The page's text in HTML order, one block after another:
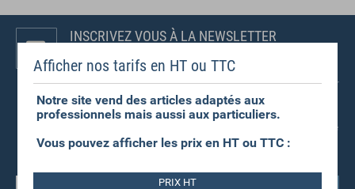
INSCRIVEZ VOUS À LA NEWSLETTER
offres spéciales !
Votre adresse e-mail est uniquement utilisée pour vous envoyer
notre newsletter. Vous pouvez à tout moment utiliser le lien de
désabonnement intégré dans celle-ci. Vous disposez en tout
état de cause de droits relatifs à vos données : vous pouvez
exercer ces droits, veuillez consulter nos rubriques "Politique de
confidentialité candidats" et "Données personnelles". Pour en
savoir plus sur la gestion de vos données et vos droits,
Afficher nos tarifs en HT ou TTC
Notre site vend des articles adaptés aux
professionnels mais aussi aux particuliers.
Vous pouvez afficher les prix en HT ou TTC :
PRIX HT